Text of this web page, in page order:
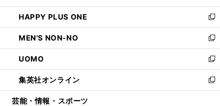
開
く
ウ
で
開
く
ン
ド
ウ
で
開
く
ウ
ィ
ン
ド
ウ
で
開
く
し
い
ウ
ィ
ン
ド
ウ
で
開
HAPPY PLUS ONE
新
し
い
ウ
ィ
ン
ド
ウ
MEN'S NON-NO
新
し
い
ウ
ィ
ン
UOMO
新
し
い
ウ
集英社オンライン
新
し
芸能・情報・スポーツ